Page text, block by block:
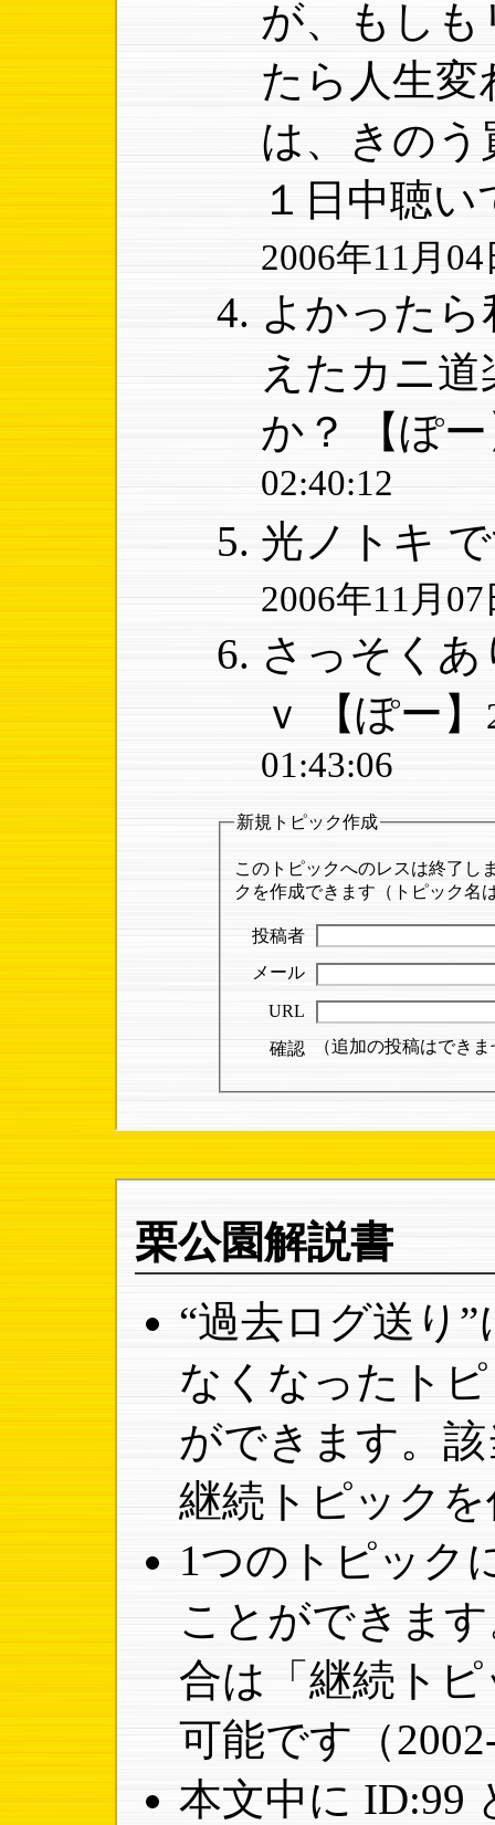
が、もし
たら人生変
は、きの
１日中聴
2006年11月
よかった
えたカニ
か？
【ぽ
02:40:12
光ノトキ
2006年11月
さっそく
ｖ
【ぽー】
01:43:06
新規トピック作成
このトピックへのレスは終了し
クを作成できます（トピック名
投稿者
メール
URL
確認
（追加の投稿はでき
栗公園解説書
“過去ログ送り
なくなったト
ができます。
継続トピック
1つのトピック
ことができま
合は「継続ト
可能です（
本文中に ID:99